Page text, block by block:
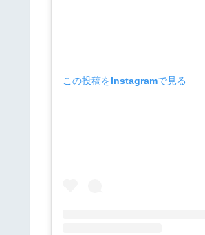
この投稿をInstagramで見る